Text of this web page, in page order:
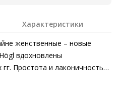
Характеристики
женственные – новые
вдохновлены
Простота и лаконичность
замши и мягкой кожи
модели указывает